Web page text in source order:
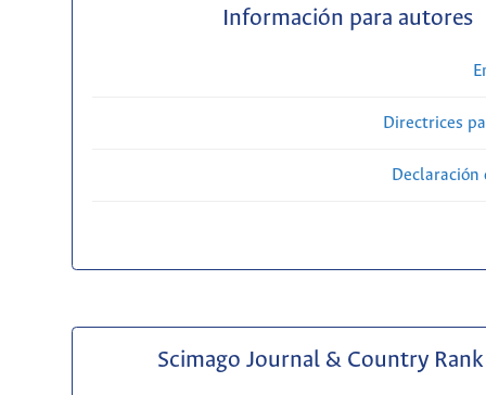
Información para autores
Directrices
Scimago Journal & Country Rank